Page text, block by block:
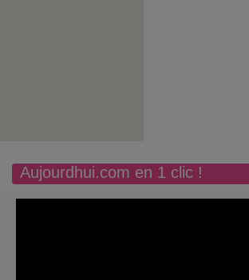
Aujourdhui.com en 1 clic !